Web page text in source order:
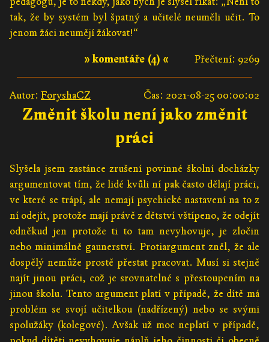
tak, že by systém byl špatný a učitelé neuměli učit. To
jenom žáci neumějí žákovat!“
Přečtení: 9269
» komentáře (4) «
Autor: ForyshaCZ Čas: 2021-08-25 00:00:02
Změnit školu není jako změnit
práci
Slyšela jsem zastánce zrušení povinné školní docházky
argumentovat tím, že lidé kvůli ní pak často dělají práci,
ve které se trápí, ale nemají psychické nastavení na to z
ní odejít, protože mají právě z dětství vštípeno, že odejít
odněkud jen protože ti to tam nevyhovuje, je zločin
nebo minimálně gaunerství. Protiargument zněl, že ale
dospělý nemůže prostě přestat pracovat. Musí si stejně
najít jinou práci, což je srovnatelné s přestoupením na
jinou školu. Tento argument platí v případě, že dítě má
problém se svojí učitelkou (nadřízený) nebo se svými
spolužáky (kolegové). Avšak už moc neplatí v případě,